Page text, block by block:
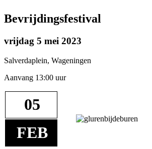
Bevrijdingsfestival
vrijdag 5 mei 2023
Salverdaplein, Wageningen
Aanvang 13:00 uur
05
FEB